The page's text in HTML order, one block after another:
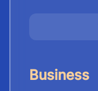
Business